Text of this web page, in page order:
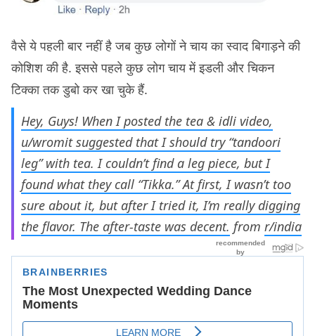
वैसे ये पहली बार नहीं है जब कुछ लोगों ने चाय का स्वाद बिगाड़ने की
कोशिश की है. इससे पहले कुछ लोग चाय में इडली और चिकन
टिक्का तक डुबो कर खा चुके हैं.
Hey, Guys! When I posted the tea & idli video,
u/wromit suggested that I should try “tandoori
leg” with tea. I couldn’t find a leg piece, but I
found what they call “Tikka.” At first, I wasn’t too
sure about it, but after I tried it, I’m really digging
the flavor. The after-taste was decent. from r/india